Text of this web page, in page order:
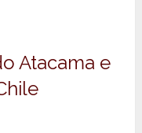
Atacama e